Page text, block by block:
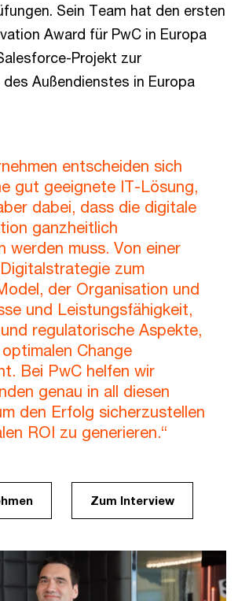
Sein Team hat den ersten
Award für PwC in Europa
Projekt zur
Außendienstes in Europa
entscheiden sich
gut geeignete IT-Lösung,
dabei, dass die digitale
ganzheitlich
werden muss. Von einer
zum
der Organisation und
und Leistungsfähigkeit,
regulatorische Aspekte,
Change
Bei PwC helfen wir
genau in all diesen
den Erfolg sicherzustellen
ROI zu generieren.“
Zum Interview